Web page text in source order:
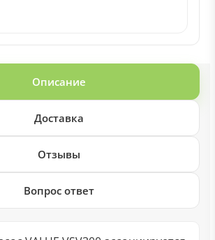
Описание
Доставка
Отзывы
Вопрос ответ